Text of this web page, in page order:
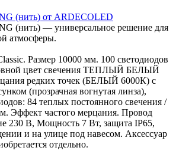
(нить) от ARDECOLED
(нить) — универсальное решение для
атмосферы.
Размер 10000 мм. 100 светодиодов
цвет свечения ТЕПЛЫЙ БЕЛЫЙ
редких точек (БЕЛЫЙ 6000К) с
(прозрачная вогнутая линза),
84 теплых постоянного свечения /
Эффект частого мерцания. Провод
230 В, Мощность 7 Вт, защита IP65,
и на улице под навесом. Аксессуар
отдельно.